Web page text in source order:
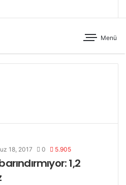
Göç Dalgası
Menü
18, 2017 0 5.905
1,2